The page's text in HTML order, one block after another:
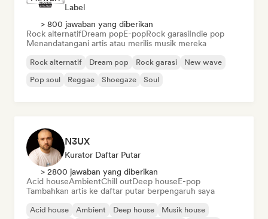
Label
> 800 jawaban yang diberikan
Rock alternatifDream popE-popRock garasiIndie pop
Menandatangani artis atau merilis musik mereka
Rock alternatif Dream pop Rock garasi
New wave
Pop soul
Reggae Shoegaze Soul
N3UX
Kurator Daftar Putar
> 2800 jawaban yang diberikan
Acid houseAmbientChill outDeep houseE-pop
Tambahkan artis ke daftar putar berpengaruh saya
Acid house Ambient Deep house
Musik house